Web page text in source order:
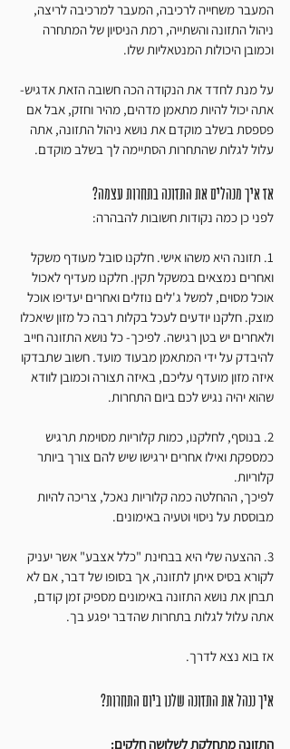
המעבר משחייה לרכיבה, המעבר למרכיבה לריצה,
ניהול התזונה והשתייה, רמת הניסיון של המתחרה
וכמובן היכולות המנטאליות שלו.
על מנת לחדד את הנקודה הכה חשובה הזאת אדגיש-
אתה יכול להיות מתאמן מדהים, מהיר וחזק, אבל אם
פספסת בשלב מוקדם את נושא ניהול התזונה, אתה
עלול לגלות שהתחרות הסתיימה לך בשלב מוקדם.
אז איך מנהלים את התזונה בתחרות עצמה?
לפני כן כמה נקודות חשובות להבהרה:
1. תזונה היא משהו אישי. חלקנו סובל מעודף משקל
ואחרים נמצאים במשקל תקין. חלקנו מעדיף לאכול
אוכל מסוים, למשל ג'לים נוזלים ואחרים יעדיפו אוכל
מוצק. חלקנו יודעים לעכל בקלות רבה כל מזון שיאכלו
ולאחרים יש בטן רגישה. לפיכך- כל נושא התזונה חייב
להיבדק על ידי המתאמן מבעוד מועד. חשוב שתבדקו
איזה מזון מועדף עליכם, באיזה תצורה וכמובן לוודא
שהוא יהיה נגיש לכם ביום התחרות.
2. בנוסף, לחלקנו, כמות קלוריות מסוימת תרגיש
כמספקת ואילו אחרים ירגישו שיש להם צורך ביותר
קלוריות.
לפיכך, ההחלטה כמה קלוריות נאכל, צריכה להיות
מבוססת על ניסוי וטעיה באימונים.
3. ההצעה שלי היא בבחינת "כלל אצבע" אשר יעניק
לקורא בסיס איתן לתזונה, אך בסופו של דבר, אם לא
תבחן את נושא התזונה באימונים מספיק זמן קודם,
אתה עלול לגלות בתחרות שהדבר יפגע בך.
אז בוא נצא לדרך.
איך ננהל את התזונה שלנו ביום התחרות?
התזונה מתחלקת לשלושה חלקים: